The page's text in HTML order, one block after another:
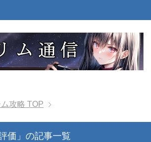
攻略 TOP
価」の記事一覧